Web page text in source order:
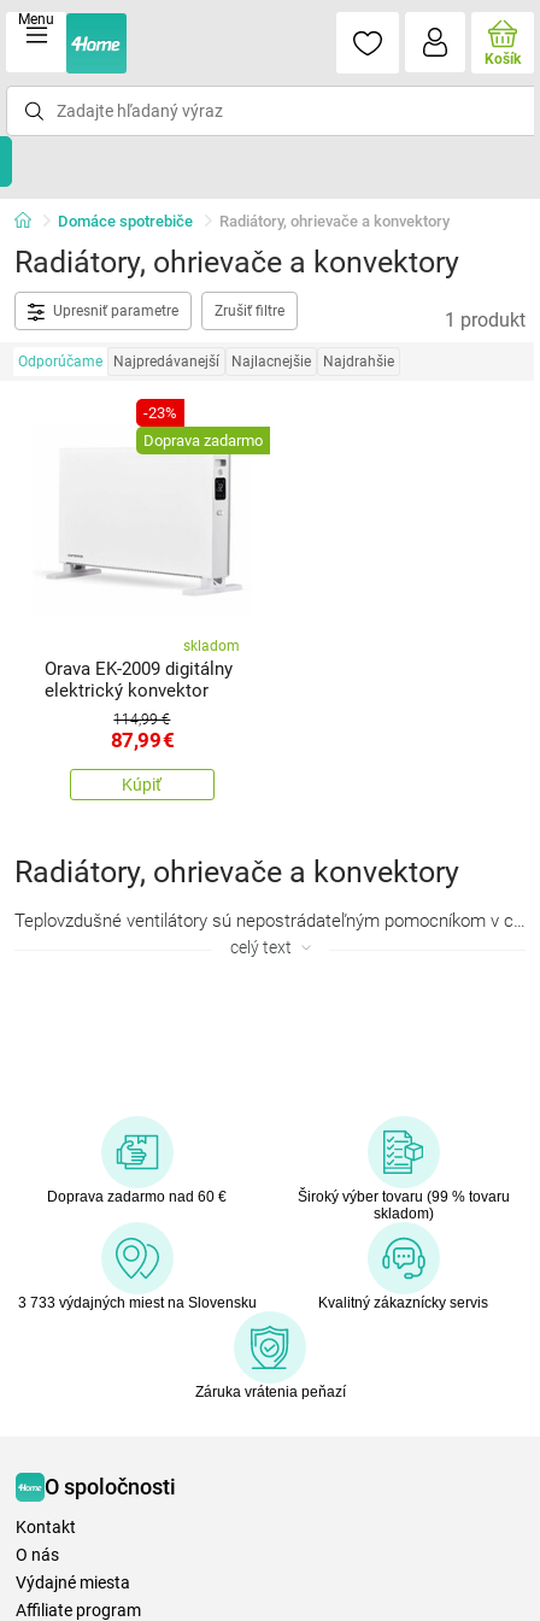
Menu
Košík
Domáce spotrebiče Radiátory, ohrievače a konvektory
Radiátory, ohrievače a konvektory
Upresniť parametre Zrušiť filtre 1 produkt
Odporúčame Najpredávanejší Najlacnejšie Najdrahšie
-23%
Doprava zadarmo
skladom
Orava EK-2009 digitálny
elektrický konvektor
114,99 €
87,99€
Kúpiť
Radiátory, ohrievače a konvektory
Teplovzdušné ventilátorysú nepostrádateľným pomocníkom v chladnom počasí, kedy potrebujete zahriať a
celý text
Doprava zadarmo nad 60 €
Široký výber tovaru (99 % tovaru
skladom)
3 733 výdajných miest na Slovensku Kvalitný zákaznícky servis
Záruka vrátenia peňazí
O spoločnosti
Kontakt
O nás
Výdajné miesta
Affiliate program